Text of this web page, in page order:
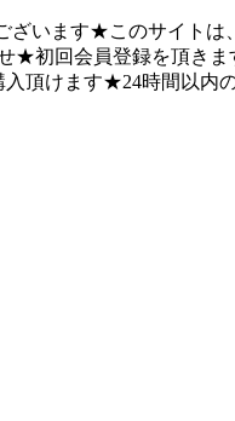
います★このサイト
初回会員登録を頂き
頂けます★24時間以